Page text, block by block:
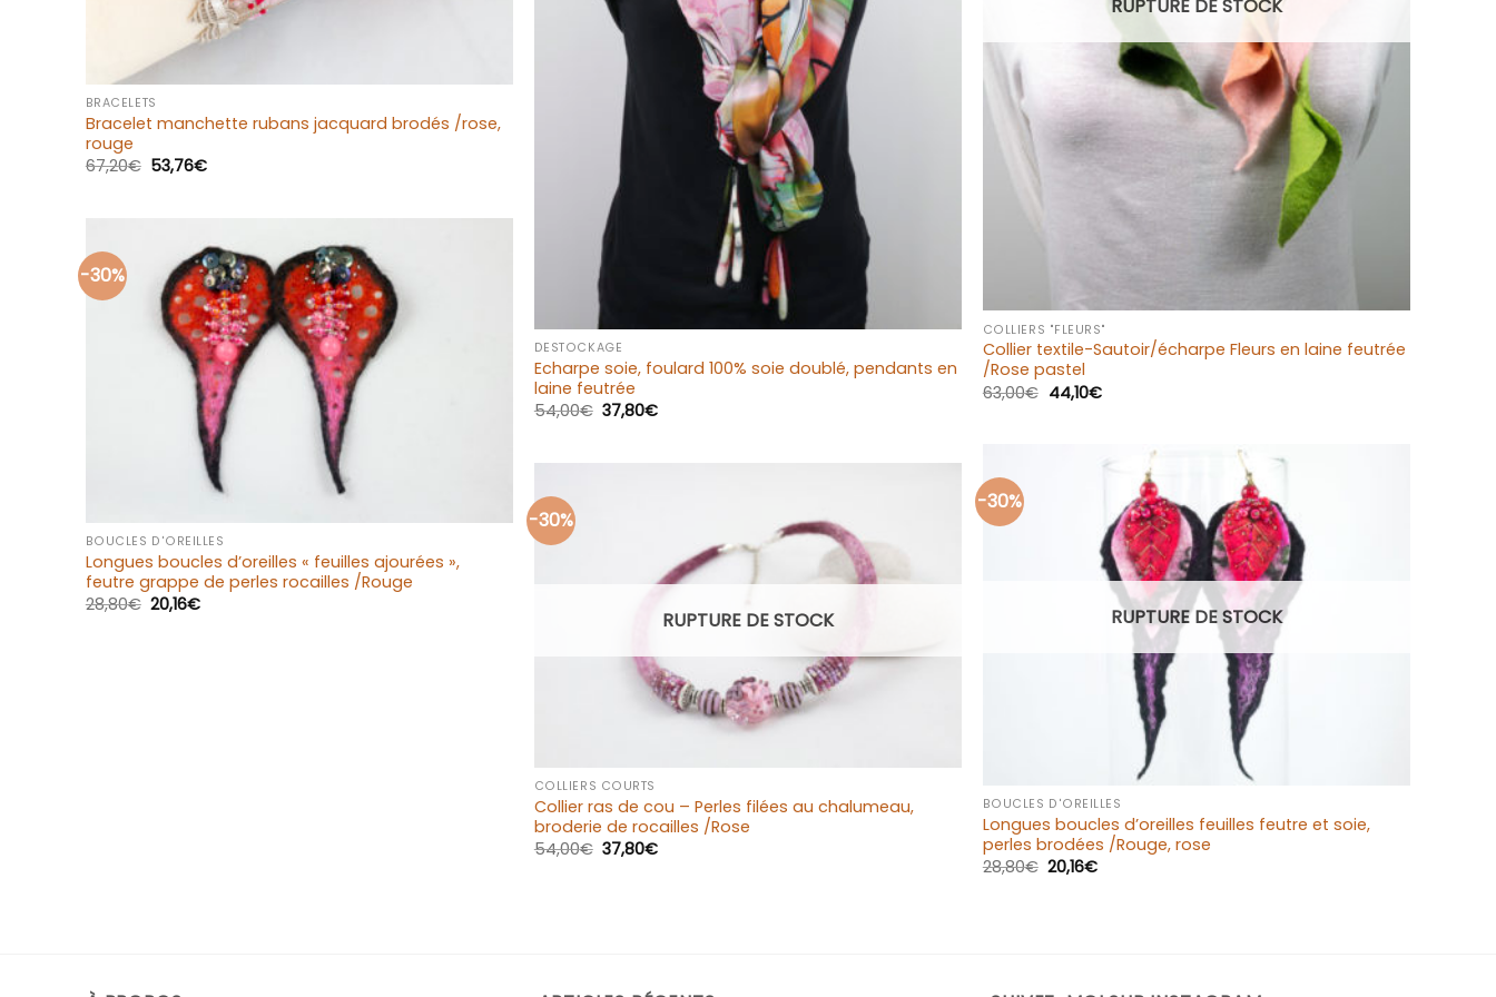
BRACELETS
Bracelet manchette rubans jacquard brodés /rose,
rouge
67,20€ 53,76€
DESTOCKAGE
Echarpe soie, foulard 100% soie doublé, pendants en
laine feutrée
54,00€ 37,80€
RUPTURE DE STOCK
COLLIERS "FLEURS"
Collier textile-Sautoir/écharpe Fleurs en laine feutrée
/Rose pastel
63,00€ 44,10€
-30%
BOUCLES D'OREILLES
Longues boucles d’oreilles « feuilles ajourées »,
feutre grappe de perles rocailles /Rouge
28,80€ 20,16€
-30%
RUPTURE DE STOCK
BOUCLES D'OREILLES
Longues boucles d’oreilles feuilles feutre et soie,
perles brodées /Rouge, rose
28,80€ 20,16€
-30%
RUPTURE DE STOCK
COLLIERS COURTS
Collier ras de cou – Perles filées au chalumeau,
broderie de rocailles /Rose
54,00€ 37,80€